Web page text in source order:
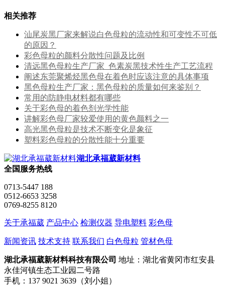
相关推荐
汕尾炭黑厂家来解说白色母粒的流动性和可变性不可低
的原因？
彩色母粒的颜料分散性问题及比例
清远黑色母粒生产厂家_色素炭黑技术性生产工艺流程
阐述东莞聚烯烃黑色母在着色时应该注意的具体事项
黑色母粒生产厂家：黑色母粒的质量如何来鉴别？
常用的防静电材料都有哪些
关于彩色母的着色剂光学性能
讲解彩色母厂家较爱使用的黄色颜料之一
高光黑色母粒是技术不断变化是象征
塑料彩色母粒的分散性能十分重要
湖北承福葳新材料
全国服务热线
0713-5447 188
0512-6653 3258
0769-8255 8120
关于承福葳 产品中心 检测仪器 导电塑料 彩色母
新闻资讯 技术支持 联系我们 白色母粒 管材色母
湖北承福葳新材料科技有限公司 地址：湖北省黄冈市红安县
永佳河镇生态工业园二号路
手机：137 9021 3639（刘小姐）